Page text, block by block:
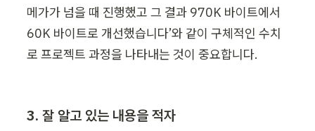
메가가 넘을 때 진행했고 그 결과 970K 바이트에서
60K 바이트로 개선했습니다’와 같이 구체적인 수치
로 프로젝트 과정을 나타내는 것이 중요합니다.
3. 잘 알고 있는 내용을 적자